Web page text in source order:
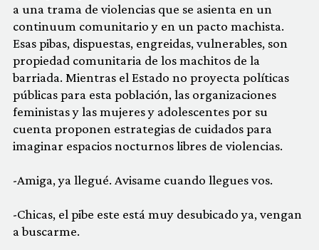
a una trama de violencias que se asienta en un
continuum comunitario y en un pacto machista.
Esas pibas, dispuestas, engreidas, vulnerables, son
propiedad comunitaria de los machitos de la
barriada. Mientras el Estado no proyecta políticas
públicas para esta población, las organizaciones
feministas y las mujeres y adolescentes por su
cuenta proponen estrategias de cuidados para
imaginar espacios nocturnos libres de violencias.
-Amiga, ya llegué. Avisame cuando llegues vos.
-Chicas, el pibe este está muy desubicado ya, vengan
a buscarme.